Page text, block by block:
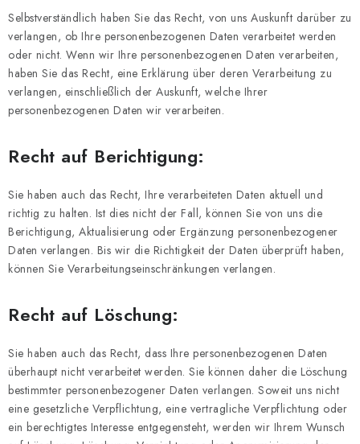
Selbstverständlich haben Sie das Recht, von uns Auskunft darüber zu
verlangen, ob Ihre personenbezogenen Daten verarbeitet werden
oder nicht. Wenn wir Ihre personenbezogenen Daten verarbeiten,
haben Sie das Recht, eine Erklärung über deren Verarbeitung zu
verlangen, einschließlich der Auskunft, welche Ihrer
personenbezogenen Daten wir verarbeiten.
Recht auf Berichtigung:
Sie haben auch das Recht, Ihre verarbeiteten Daten aktuell und
richtig zu halten. Ist dies nicht der Fall, können Sie von uns die
Berichtigung, Aktualisierung oder Ergänzung personenbezogener
Daten verlangen. Bis wir die Richtigkeit der Daten überprüft haben,
können Sie Verarbeitungseinschränkungen verlangen.
Recht auf Löschung:
Sie haben auch das Recht, dass Ihre personenbezogenen Daten
überhaupt nicht verarbeitet werden. Sie können daher die Löschung
bestimmter personenbezogener Daten verlangen. Soweit uns nicht
eine gesetzliche Verpflichtung, eine vertragliche Verpflichtung oder
ein berechtigtes Interesse entgegensteht, werden wir Ihrem Wunsch